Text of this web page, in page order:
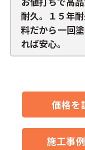
耐久。１５年
料だから一回
れば安心。
価格を
施工事